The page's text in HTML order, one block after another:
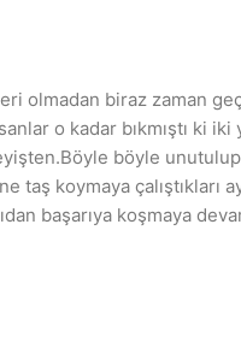
olmadan biraz zaman
o kadar bıkmıştı ki
böyle
taş koymaya çalıştıkları
başarıya koşmaya